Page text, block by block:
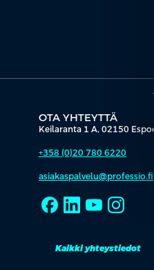
OTA YHTEYTTÄ
Keilaranta 1 A, 02150 Espoo
+358 (0)20 780 6220
asiakaspalvelu@professio.fi
Kaikki yhteystiedot